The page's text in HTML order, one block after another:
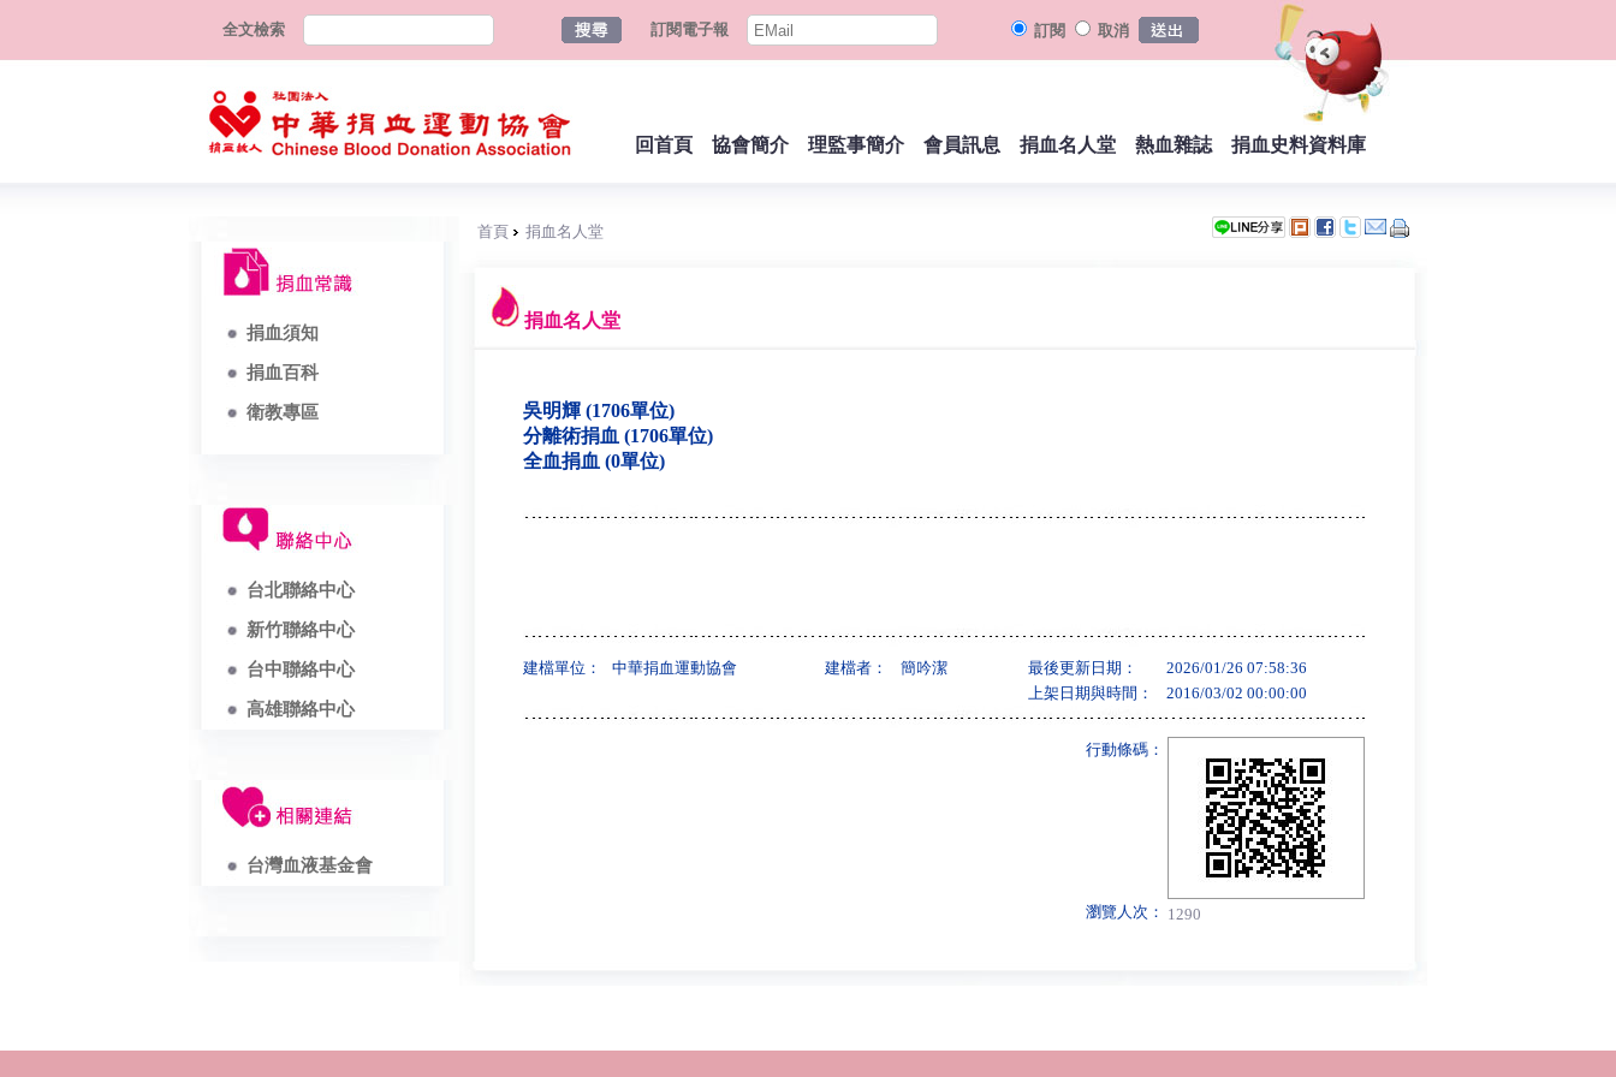
全文檢索 訂閱電子報 訂閱 取消
回首頁 協會簡介 理監事簡介 會員訊息 捐血名人堂 熱血雜誌 捐血史料資料庫
捐血須知
捐血百科
衛教專區
台北聯絡中心
新竹聯絡中心
台中聯絡中心
高雄聯絡中心
台灣血液基金會
首頁 捐血名人堂
捐血名人堂
吳明輝 (1706單位)
分離術捐血 (1706單位)
全血捐血 (0單位)
建檔單位： 中華捐血運動協會 建檔者： 簡吟潔 最後更新日期：
2026/01/26 07:58:36
上架日期與時間：
2016/03/02 00:00:00
行動條碼：
瀏覽人次： 1290